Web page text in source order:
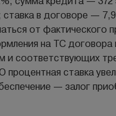
в договоре —
от фактического
на ТС договора
и соответствующих
ставка
— залог